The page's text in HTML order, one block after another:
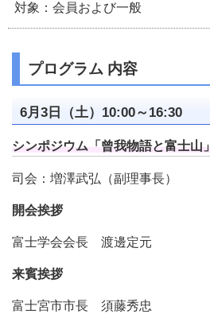
対象：会員および一般
プログラム 内容
6月3日（土）10:00～16:30
シンポジウム「曾我物語と富士山」
司会：増澤武弘（副理事長）
開会挨拶
富士学会会長 渡邊定元
来賓挨拶
富士宮市市長 須藤秀忠